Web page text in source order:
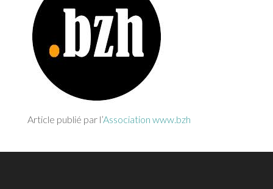
Article publié par l’Association www.bzh